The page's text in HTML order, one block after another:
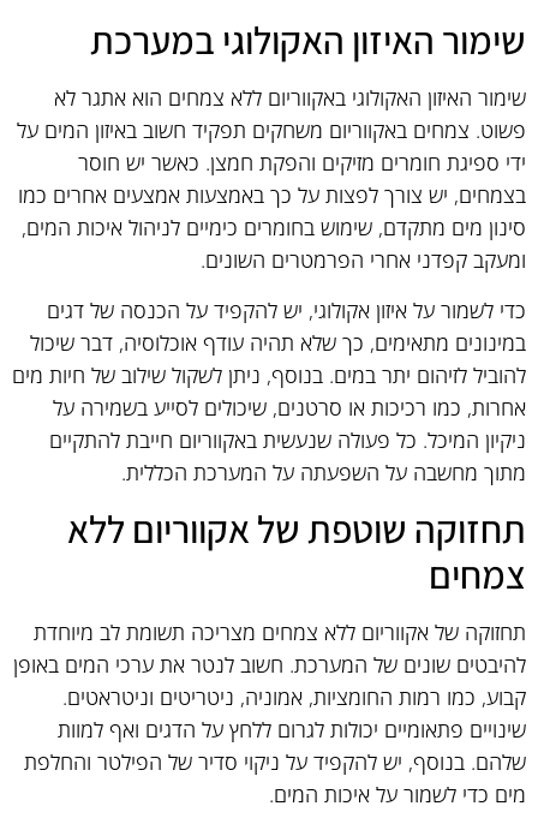
שימור האיזון האקולוגי במערכת
שימור האיזון האקולוגי באקווריום ללא צמחים הוא אתגר לא
פשוט. צמחים באקווריום משחקים תפקיד חשוב באיזון המים על
ידי ספיגת חומרים מזיקים והפקת חמצן. כאשר יש חוסר
בצמחים, יש צורך לפצות על כך באמצעות אמצעים אחרים כמו
סינון מים מתקדם, שימוש בחומרים כימיים לניהול איכות המים,
ומעקב קפדני אחרי הפרמטרים השונים.
כדי לשמור על איזון אקולוגי, יש להקפיד על הכנסה של דגים
במינונים מתאימים, כך שלא תהיה עודף אוכלוסיה, דבר שיכול
להוביל לזיהום יתר במים. בנוסף, ניתן לשקול שילוב של חיות מים
אחרות, כמו רכיכות או סרטנים, שיכולים לסייע בשמירה על
ניקיון המיכל. כל פעולה שנעשית באקווריום חייבת להתקיים
מתוך מחשבה על השפעתה על המערכת הכללית.
תחזוקה שוטפת של אקווריום ללא
צמחים
תחזוקה של אקווריום ללא צמחים מצריכה תשומת לב מיוחדת
להיבטים שונים של המערכת. חשוב לנטר את ערכי המים באופן
קבוע, כמו רמות החומציות, אמוניה, ניטריטים וניטראטים.
שינויים פתאומיים יכולות לגרום ללחץ על הדגים ואף למוות
שלהם. בנוסף, יש להקפיד על ניקוי סדיר של הפילטר והחלפת
מים כדי לשמור על איכות המים.